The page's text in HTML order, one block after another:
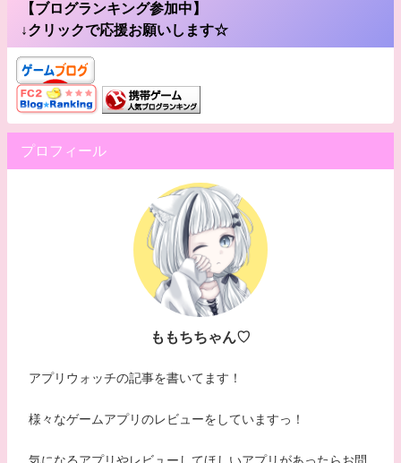
【ブログランキング参加中】
↓クリックで応援お願いします☆
プロフィール
ももちちゃん♡
アプリウォッチの記事を書いてます！
様々なゲームアプリのレビューをしていますっ！
気になるアプリやレビューしてほしいアプリがあったらお問